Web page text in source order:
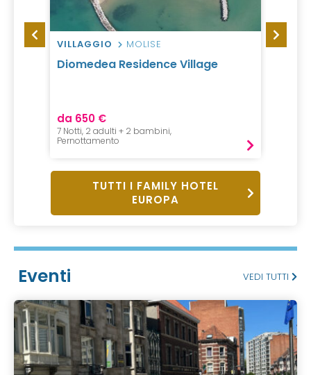
VILLAGGIO MOLISE
Diomedea Residence Village
da 650 €
7 Notti, 2 adulti + 2 bambini,
Pernottamento
TUTTI I FAMILY HOTEL
EUROPA
Eventi VEDI TUTTI